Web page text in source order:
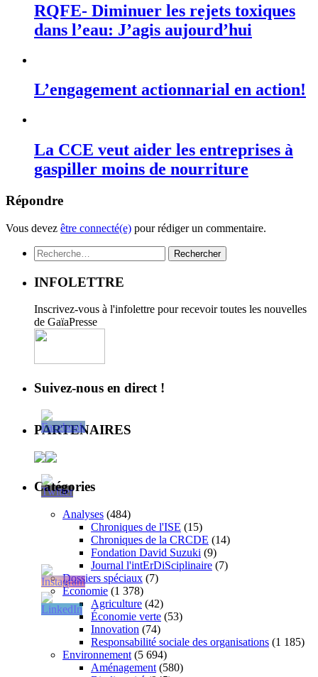
RQFE- Diminuer les rejets toxiques
dans l’eau: J’agis aujourd’hui
L’engagement actionnarial en action!
La CCE veut aider les entreprises à
gaspiller moins de nourriture
Répondre
Vous devez être connecté(e) pour rédiger un commentaire.
Rechercher :
INFOLETTRE
Inscrivez-vous à l'infolettre pour recevoir toutes les nouvelles
de GaïaPresse
Suivez-nous en direct !
PARTENAIRES
Catégories
Analyses (484)
Chroniques de l'ISE (15)
Chroniques de la CRCDE (14)
Fondation David Suzuki (9)
Journal l'intErDiSciplinaire (7)
Dossiers spéciaux (7)
Économie (1 378)
Agriculture (42)
Économie verte (53)
Innovation (74)
Responsabilité sociale des organisations (1 185)
Environnement (5 694)
Aménagement (580)